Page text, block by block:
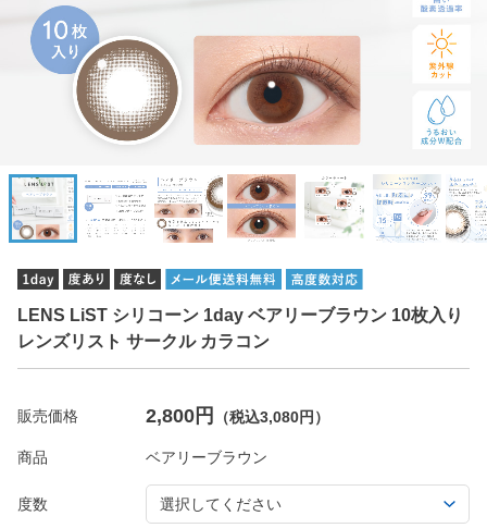
LENS LiST シリコーン 1day ベアリーブラウン 10枚入り
レンズリスト サークル カラコン
販売価格 2,800円 （税込3,080円）
商品
度数